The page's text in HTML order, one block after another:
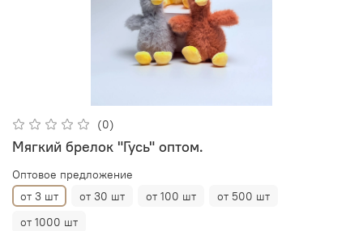
(0)
Мягкий брелок "Гусь" оптом.
Оптовое предложение
от 3 шт
от 30 шт от 100 шт
от 500 шт
от 1000 шт